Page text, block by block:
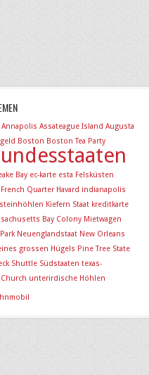
Annapolis Assateague Island Augusta
Boston Boston Tea Party
Bay ec-karte esta Felsküsten
French Quarter Havard indianapolis
Kiefern Staat kreditkarte
Bay Colony Mietwagen
Neuenglandstaat New Orleans
grossen Hügels Pine Tree State
Shuttle Südstaaten texas-
unterirdische Höhlen